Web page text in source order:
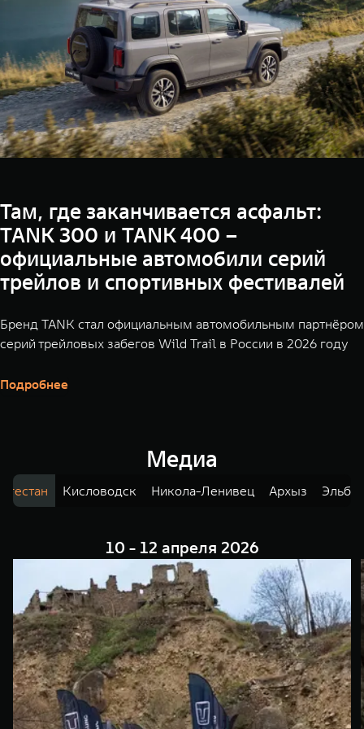
Там, где заканчивается асфальт:
TANK 300 и TANK 400 –
официальные автомобили серий
трейлов и спортивных фестивалей
Бренд TANK стал официальным автомобильным партнёром
серий трейловых забегов Wild Trail в России в 2026 году
Подробнее
Медиа
Кисловодск Никола-Ленивец Архыз
10 - 12 апреля 2026